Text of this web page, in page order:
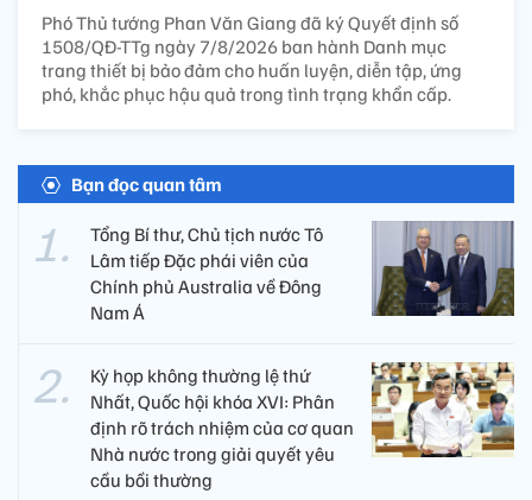
Phó Thủ tướng Phan Văn Giang đã ký Quyết định số
1508/QĐ-TTg ngày 7/8/2026 ban hành Danh mục
trang thiết bị bảo đảm cho huấn luyện, diễn tập, ứng
phó, khắc phục hậu quả trong tình trạng khẩn cấp.
Bạn đọc quan tâm
Tổng Bí thư, Chủ tịch nước Tô
Lâm tiếp Đặc phái viên của
Chính phủ Australia về Đông
Nam Á
Kỳ họp không thường lệ thứ
Nhất, Quốc hội khóa XVI: Phân
định rõ trách nhiệm của cơ quan
Nhà nước trong giải quyết yêu
cầu bồi thường